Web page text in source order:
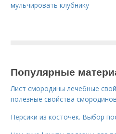
мульчировать клубнику
Популярные
Лист смородины лечебные
полезные свойства
Персики из косточек. Выбор